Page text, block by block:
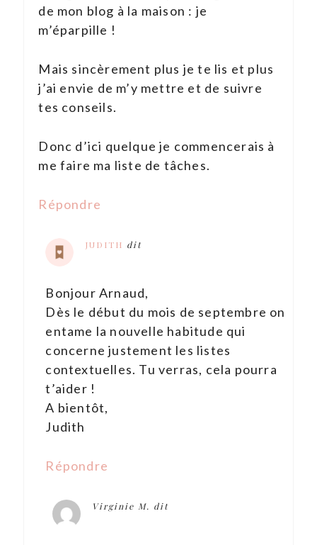
de mon blog à la maison : je
m’éparpille !
Mais sincèrement plus je te lis et plus
j’ai envie de m’y mettre et de suivre
tes conseils.
Donc d’ici quelque je commencerais à
me faire ma liste de tâches.
Répondre
JUDITH dit
Bonjour Arnaud,
Dès le début du mois de septembre on
entame la nouvelle habitude qui
concerne justement les listes
contextuelles. Tu verras, cela pourra
t’aider !
A bientôt,
Judith
Répondre
Virginie M. dit